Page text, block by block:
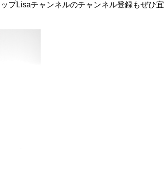
プLisaチャンネルのチャンネル登録もぜひ宜